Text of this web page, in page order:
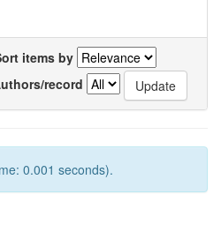
items by
record
0.001 seconds).